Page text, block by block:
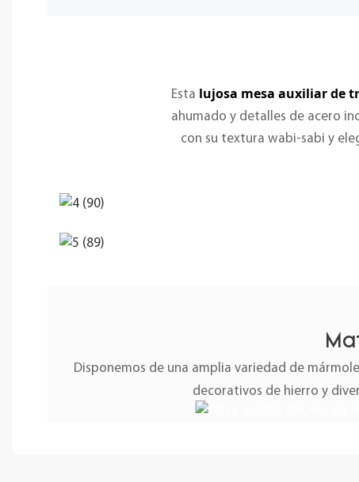
Esta lujosa mesa auxiliar de
ahumado y detalles de acero
con su textura wabi-sabi y
Disponemos de una amplia variedad de
decorativos de hierro y